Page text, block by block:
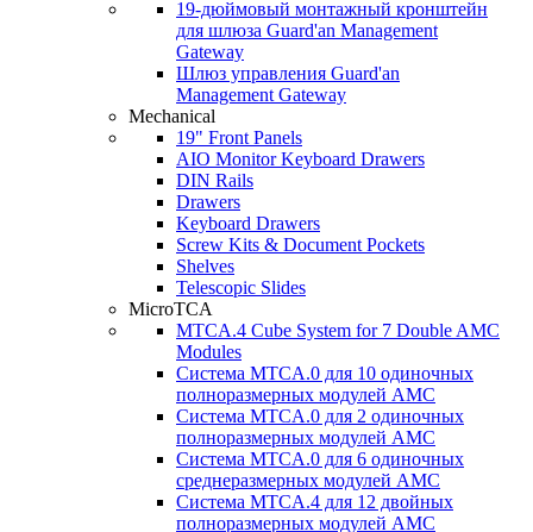
19-дюймовый монтажный кронштейн
для шлюза Guard'an Management
Gateway
Шлюз управления Guard'an
Management Gateway
Mechanical
19" Front Panels
AIO Monitor Keyboard Drawers
DIN Rails
Drawers
Keyboard Drawers
Screw Kits & Document Pockets
Shelves
Telescopic Slides
MicroTCA
MTCA.4 Cube System for 7 Double AMC
Modules
Система MTCA.0 для 10 одиночных
полноразмерных модулей AMC
Система MTCA.0 для 2 одиночных
полноразмерных модулей AMC
Система MTCA.0 для 6 одиночных
среднеразмерных модулей AMC
Система MTCA.4 для 12 двойных
полноразмерных модулей AMC